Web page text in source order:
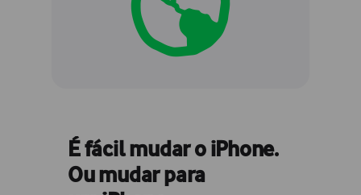
É fácil mudar o iPhone.
Ou mudar para